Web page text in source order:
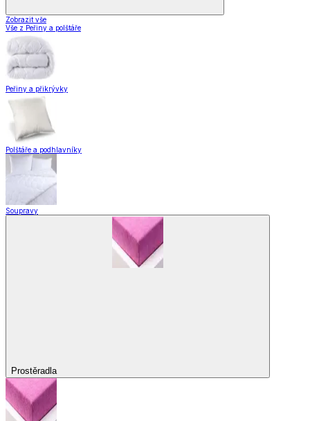
Zobrazit vše
Vše z Peřiny a polštáře
Peřiny a přikrývky
Polštáře a podhlavníky
Soupravy
Prostěradla